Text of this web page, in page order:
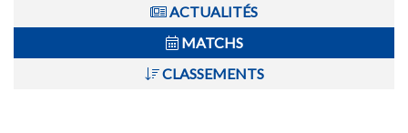
ACTUALITÉS
MATCHS
CLASSEMENTS